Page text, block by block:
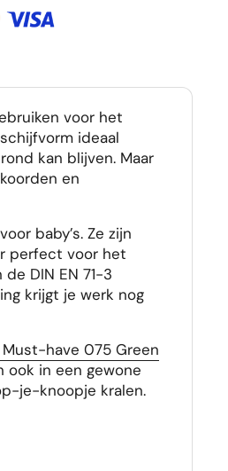
voor het
ideaal
kan blijven. Maar
en
baby’s. Ze zijn
perfect voor het
DIN EN 71-3
krijgt je werk nog
have 075 Green
ook in een gewone
je-knoopje kralen.